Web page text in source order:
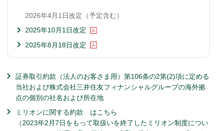
2026年4月1日改定（予定含む）
2025年10月1日改定
2025年8月18日改定
証券取引約款（法人のお客さま用）第106条の2第(2)項に定める
当社および株式会社三井住友フィナンシャルグループの海外拠
点の個別の社名および所在地
ミリオンに関する約款 はこちら
（2023年2月7日をもって取扱いを終了したミリオン制度につい